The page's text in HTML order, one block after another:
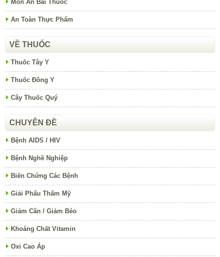
Món Ăn Bài Thuốc
An Toàn Thực Phẩm
VỀ THUỐC
Thuốc Tây Y
Thuốc Đông Y
Cây Thuốc Quý
CHUYÊN ĐỀ
Bệnh AIDS / HIV
Bệnh Nghề Nghiệp
Biến Chứng Các Bệnh
Giải Phẩu Thẩm Mỹ
Giảm Cân / Giảm Béo
Khoáng Chất Vitamin
Oxi Cao Áp